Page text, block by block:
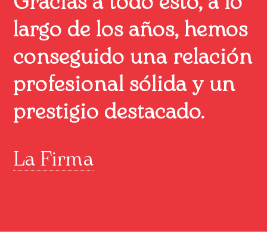
largo de los años, hemos
conseguido una relación
profesional sólida y un
prestigio destacado.
La Firma